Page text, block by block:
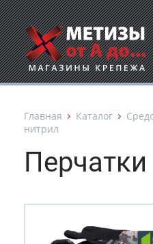
Главная Каталог
нитрил